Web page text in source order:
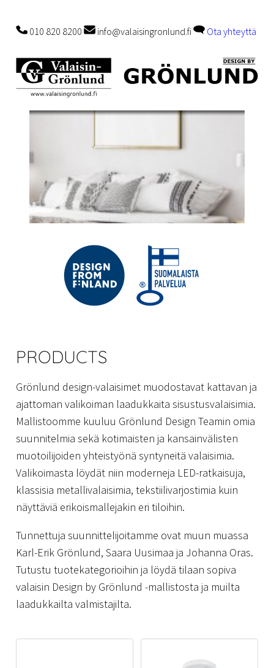
010 820 8200 info@valaisingronlund.fi Ota yhteyttä
PRODUCTS
Grönlund design-valaisimet muodostavat kattavan ja
ajattoman valikoiman laadukkaita sisustusvalaisimia.
Mallistoomme kuuluu Grönlund Design Teamin omia
suunnitelmia sekä kotimaisten ja kansainvälisten
muotoilijoiden yhteistyönä syntyneitä valaisimia.
Valikoimasta löydät niin moderneja LED-ratkaisuja,
klassisia metallivalaisimia, tekstiilivarjostimia kuin
näyttäviä erikoismallejakin eri tiloihin.
Tunnettuja suunnittelijoitamme ovat muun muassa
Karl-Erik Grönlund, Saara Uusimaa ja Johanna Oras.
Tutustu tuotekategorioihin ja löydä tilaan sopiva
valaisin Design by Grönlund -mallistosta ja muilta
laadukkailta valmistajilta.